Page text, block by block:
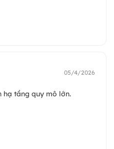
05/4/2026
hạ tầng quy mô lớn.